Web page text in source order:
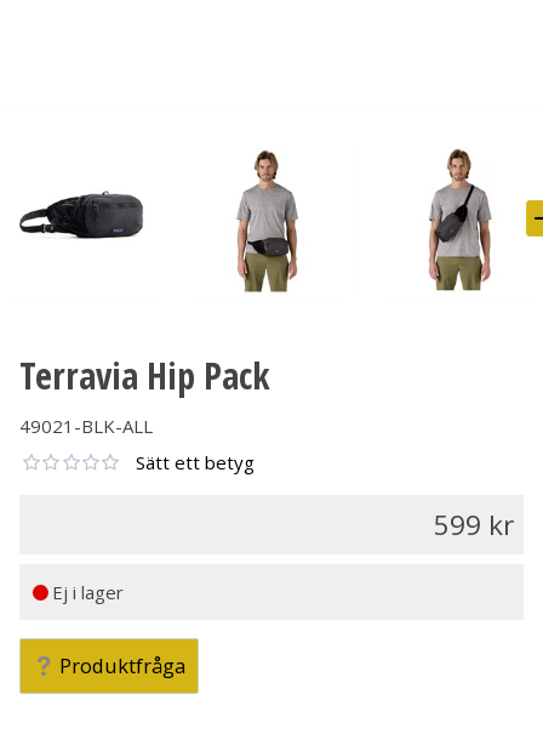
Terravia Hip Pack
49021-BLK-ALL
Sätt ett betyg
599
Ej i lager
Produktfråga